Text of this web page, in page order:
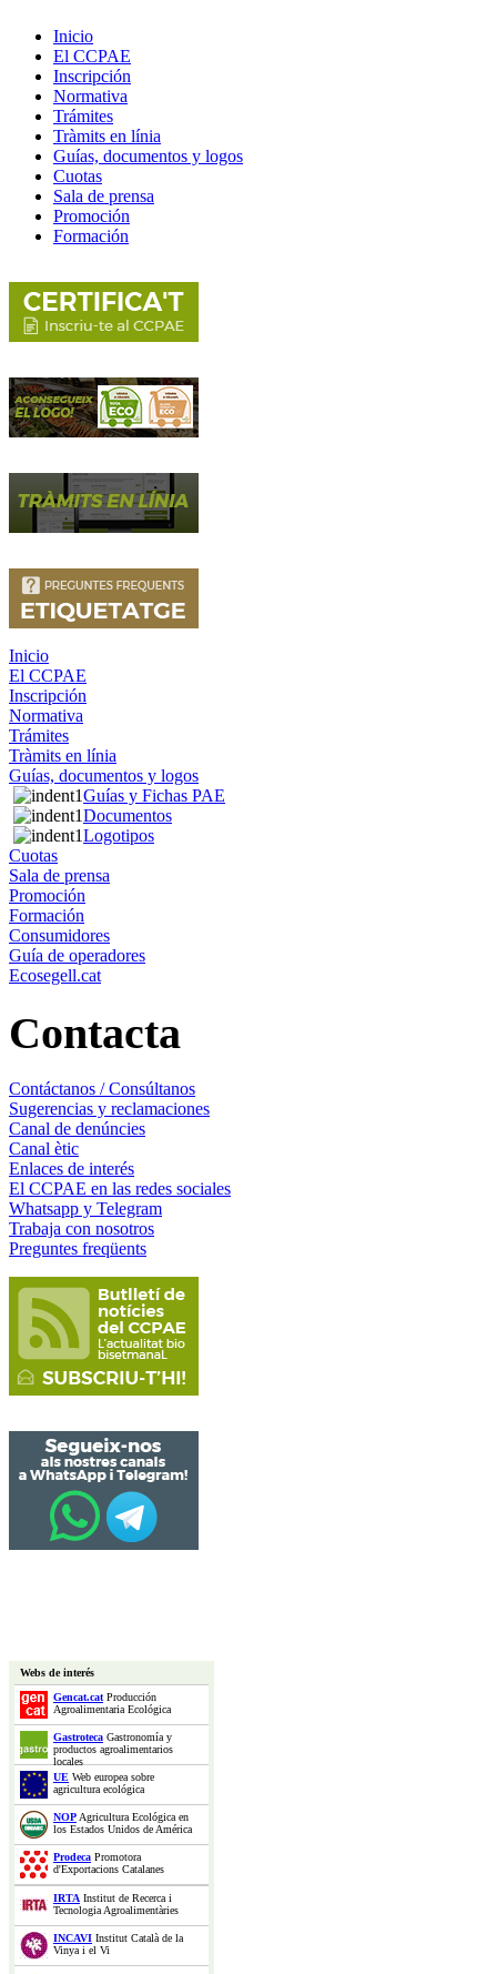
Inicio
El CCPAE
Inscripción
Normativa
Trámites
Tràmits en línia
Guías, documentos y logos
Cuotas
Sala de prensa
Promoción
Formación
Inicio
El CCPAE
Inscripción
Normativa
Trámites
Tràmits en línia
Guías, documentos y logos
Guías y Fichas PAE
Documentos
Logotipos
Cuotas
Sala de prensa
Promoción
Formación
Consumidores
Guía de operadores
Ecosegell.cat
Contacta
Contáctanos / Consúltanos
Sugerencias y reclamaciones
Canal de denúncies
Canal ètic
Enlaces de interés
El CCPAE en las redes sociales
Whatsapp y Telegram
Trabaja con nosotros
Preguntes freqüents
Webs de interés
Gencat.catProducción
Agroalimentaria Ecológica
Gastroteca Gastronomía y
productos agroalimentarios
locales
UE Web europea sobre
agricultura ecológica
NOPAgricultura Ecológica en
los Estados Unidos de América
Prodeca Promotora
d'Exportacions Catalanes
IRTA Institut de Recerca i
Tecnologia Agroalimentàries
INCAVI Institut Català de la
Vinya i el Vi